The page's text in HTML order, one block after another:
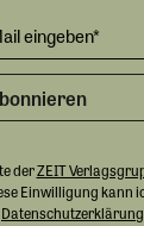
derZEIT
Einwilligung kann
Datenschutzerklärung